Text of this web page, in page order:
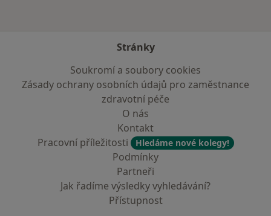
Stránky
Soukromí a soubory cookies
Zásady ochrany osobních údajů pro zaměstnance
zdravotní péče
O nás
Kontakt
Pracovní příležitosti
Hledáme nové kolegy!
Podmínky
Partneři
Jak řadíme výsledky vyhledávání?
Přístupnost